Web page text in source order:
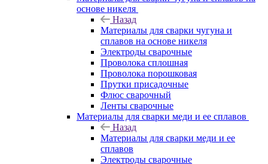
основе никеля
Назад
Материалы для сварки чугуна и
сплавов на основе никеля
Электроды сварочные
Проволока сплошная
Проволока порошковая
Прутки присадочные
Флюс сварочный
Ленты сварочные
Материалы для сварки меди и ее сплавов
Назад
Материалы для сварки меди и ее
сплавов
Электроды сварочные